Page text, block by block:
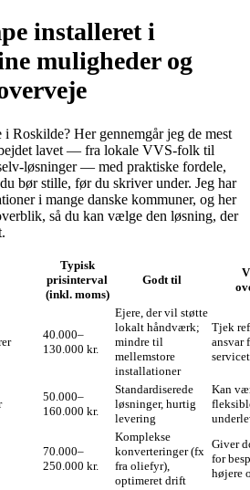
installeret i
muligheder og
Roskilde? Her gennemgår jeg de mest
lavet — fra lokale VVS‑folk til
— med praktiske fordele,
bør stille, før du skriver under. Jeg har
i mange danske kommuner, og her
så du kan vælge den løsning, der
Typisk
prisinterval
(inkl. moms)
Godt til
40.000–
130.000 kr.
Ejere, der vil støtte
lokalt håndværk;
mindre til
mellemstore
installationer
Tjek
ansvar
50.000–
160.000 kr.
Standardiserede
løsninger, hurtig
levering
Kan
70.000–
250.000 kr.
Komplekse
konverteringer (fx
fra oliefyr),
optimeret drift
Giver
for
højere